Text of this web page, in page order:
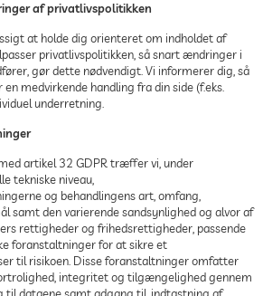
af privatlivspolitikken
at holde dig orienteret om indholdet af
privatlivspolitikken, så snart ændringer i
gør dette nødvendigt. Vi informerer dig, så
medvirkende handling fra din side (f.eks.
underretning.
artikel 32 GDPR træffer vi, under
tekniske niveau,
og behandlingens art, omfang,
samt den varierende sandsynlighed og alvor af
rettigheder og frihedsrettigheder, passende
foranstaltninger for at sikre et
til risikoen. Disse foranstaltninger omfatter
integritet og tilgængelighed gennem